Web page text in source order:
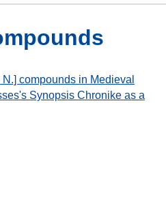
N.] compounds in Medieval
Synopsis Chronike as a